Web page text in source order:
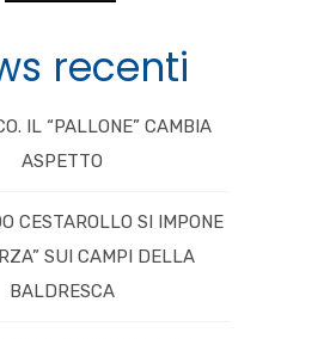
recenti
IL “PALLONE” CAMBIA
ASPETTO
CESTAROLLO SI IMPONE
SUI CAMPI DELLA
BALDRESCA